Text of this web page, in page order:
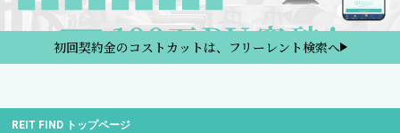
初回契約金のコストカットは、フリーレント検索へ
REIT FIND トップページ